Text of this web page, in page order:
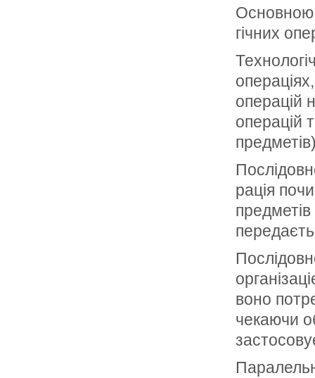
Основною
гічних
операцій
операцій
рація
предметів
воно
чекаючи